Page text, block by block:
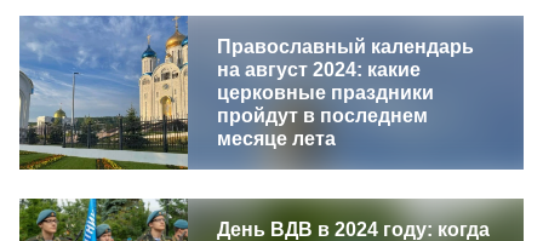
Православный календарь
на август 2024: какие
церковные праздники
пройдут в последнем
месяце лета
День ВДВ в 2024 году: когда